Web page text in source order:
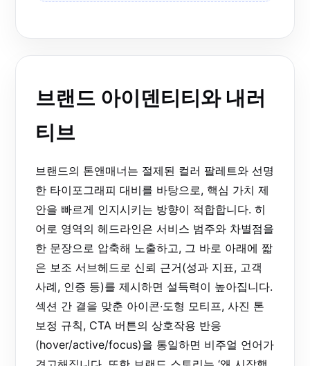
브랜드 아이덴티티와 내러
티브
브랜드의 톤앤매너는 절제된 컬러 팔레트와 선명
한 타이포그래피 대비를 바탕으로, 핵심 가치 제
안을 빠르게 인지시키는 방향이 적합합니다. 히
어로 영역의 헤드라인은 서비스 범주와 차별점을
한 문장으로 압축해 노출하고, 그 바로 아래에 짧
은 보조 서브헤드로 신뢰 근거(성과 지표, 고객
사례, 인증 등)를 제시하면 설득력이 높아집니다.
섹션 간 결을 맞춘 아이콘·도형 모티프, 사진 톤
보정 규칙, CTA 버튼의 상호작용 반응
(hover/active/focus)을 통일하면 비주얼 언어가